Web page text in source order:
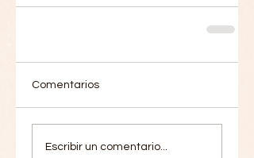
Comentarios
Escribir un comentario...